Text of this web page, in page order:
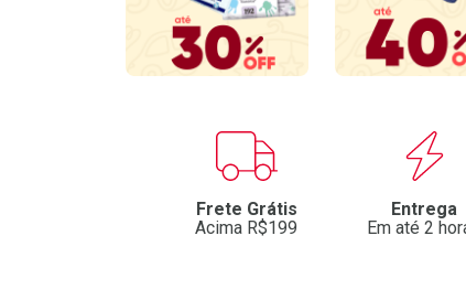
Benefícios
Frete Grátis
Acima R$199
Entrega
Em até 2